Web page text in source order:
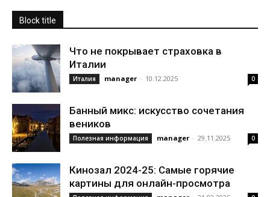
Block title
Что не покрывает страховка в
Италии
Италия manager - 10.12.2025 0
Банный микс: искусство сочетания
веников
Полезная информация manager - 29.11.2025 0
Кинозал 2024-25: Самые горячие
картины для онлайн-просмотра